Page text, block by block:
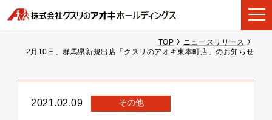
TOP
ニュースリリース
2月10日、群馬県新規出店「クスリのアオキ東本町店」のお知らせ
2021.02.09 その他